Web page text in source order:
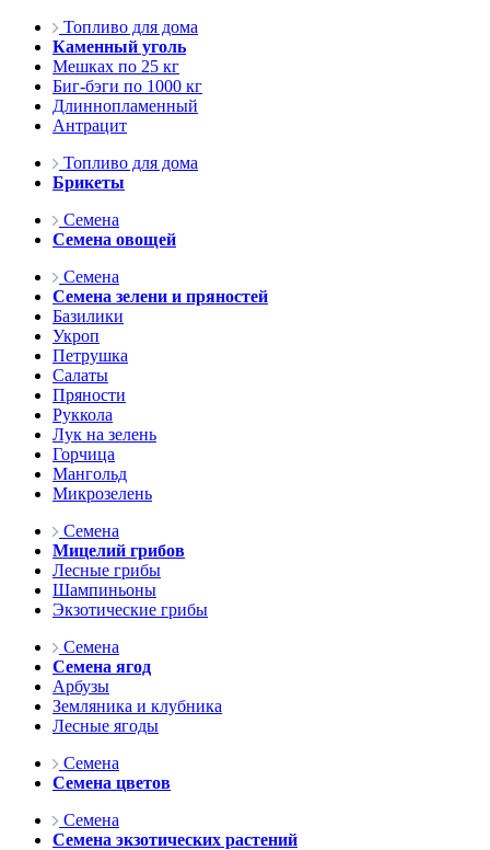
Топливо для дома
Каменный уголь
Мешках по 25 кг
Биг-бэги по 1000 кг
Длиннопламенный
Антрацит
Топливо для дома
Брикеты
Семена
Семена овощей
Семена
Семена зелени и пряностей
Базилики
Укроп
Петрушка
Салаты
Пряности
Руккола
Лук на зелень
Горчица
Мангольд
Микрозелень
Семена
Мицелий грибов
Лесные грибы
Шампиньоны
Экзотические грибы
Семена
Семена ягод
Арбузы
Земляника и клубника
Лесные ягоды
Семена
Семена цветов
Семена
Семена экзотических растений